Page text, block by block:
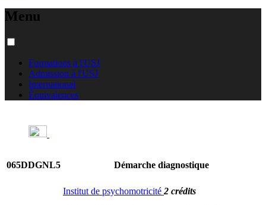
Menu
Formations à l'USJ
Admission à l'USJ
International
Équivalences
065DDGNL5 Démarche diagnostique
Institut de psychomotricité 2 crédits